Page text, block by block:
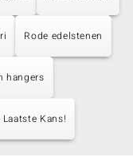
Rode edelstenen
hangers
Kans!